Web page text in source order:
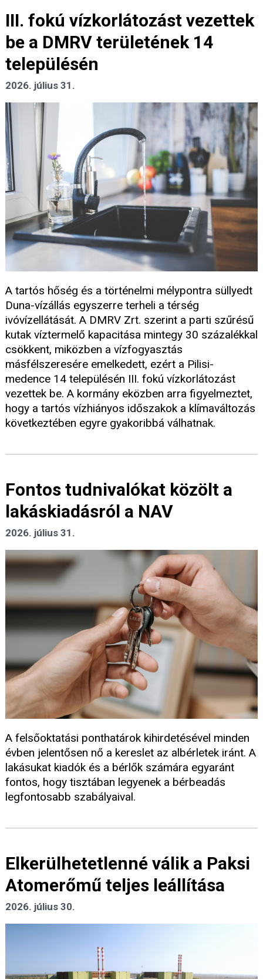
III. fokú vízkorlátozást vezettek
be a DMRV területének 14
településén
2026. július 31.
A tartós hőség és a történelmi mélypontra süllyedt
Duna-vízállás egyszerre terheli a térség
ivóvízellátását. A DMRV Zrt. szerint a parti szűrésű
kutak víztermelő kapacitása mintegy 30 százalékkal
csökkent, miközben a vízfogyasztás
másfélszeresére emelkedett, ezért a Pilisi-
medence 14 településén III. fokú vízkorlátozást
vezettek be. A kormány eközben arra figyelmeztet,
hogy a tartós vízhiányos időszakok a klímaváltozás
következtében egyre gyakoribbá válhatnak.
Fontos tudnivalókat közölt a
lakáskiadásról a NAV
2026. július 31.
A felsőoktatási ponthatárok kihirdetésével minden
évben jelentősen nő a kereslet az albérletek iránt. A
lakásukat kiadók és a bérlők számára egyaránt
fontos, hogy tisztában legyenek a bérbeadás
legfontosabb szabályaival.
Elkerülhetetlenné válik a Paksi
Atomerőmű teljes leállítása
2026. július 30.